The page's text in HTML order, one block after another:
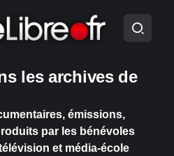
les archives de
émissions,
par les bénévoles
et média-école